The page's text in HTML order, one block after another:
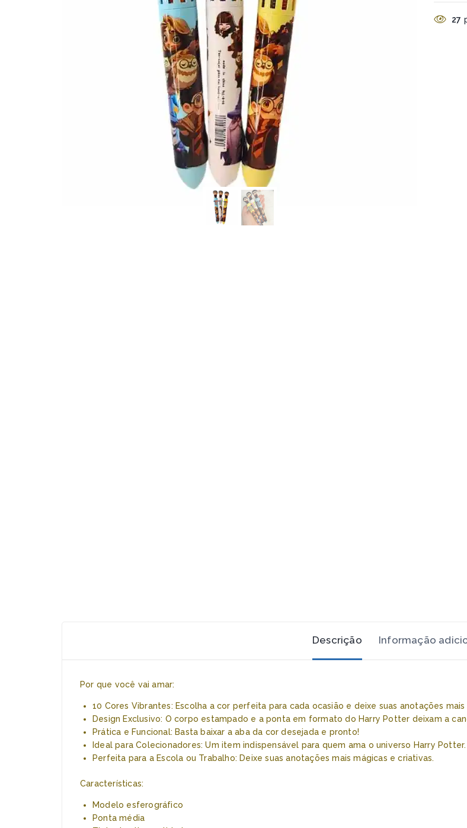
27
Descrição Informação
Por que você vai amar:
10 Cores Vibrantes: Escolha a cor perfeita para cada ocasião e deixe suas anotações
Design Exclusivo: O corpo estampado e a ponta em formato do Harry Potter deixam a
Prática e Funcional: Basta baixar a aba da cor desejada e pronto!
Ideal para Colecionadores: Um item indispensável para quem ama o universo Harry Potter.
Perfeita para a Escola ou Trabalho: Deixe suas anotações mais mágicas e criativas.
Características:
Modelo esferográfico
Ponta média